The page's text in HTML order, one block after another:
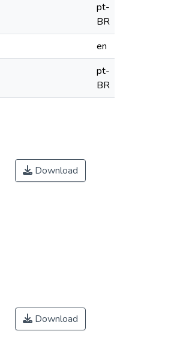
pt-
BR
en
pt-
BR
Download
Download